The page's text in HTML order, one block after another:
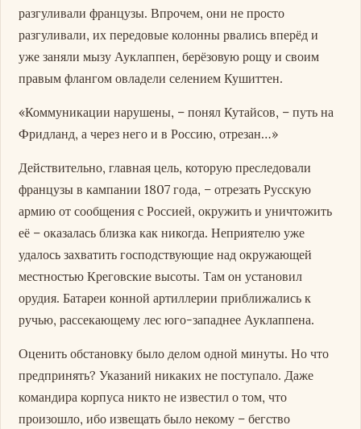
разгуливали французы. Впрочем, они не просто
разгуливали, их передовые колонны рвались вперёд и
уже заняли мызу Ауклаппен, берёзовую рощу и своим
правым флангом овладели селением Кушиттен.
«Коммуникации нарушены, – понял Кутайсов, – путь на
Фридланд, а через него и в Россию, отрезан…»
Действительно, главная цель, которую преследовали
французы в кампании 1807 года, – отрезать Русскую
армию от сообщения с Россией, окружить и уничтожить
её – оказалась близка как никогда. Неприятелю уже
удалось захватить господствующие над окружающей
местностью Креговские высоты. Там он установил
орудия. Батареи конной артиллерии приближались к
ручью, рассекающему лес юго-западнее Ауклаппена.
Оценить обстановку было делом одной минуты. Но что
предпринять? Указаний никаких не поступало. Даже
командира корпуса никто не известил о том, что
произошло, ибо извещать было некому – бегство